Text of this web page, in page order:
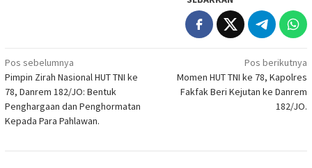
Navigasi
pos
Pos sebelumnya
Pimpin Zirah Nasional HUT TNI ke
78, Danrem 182/JO: Bentuk
Penghargaan dan Penghormatan
Kepada Para Pahlawan.
Pos berikutnya
Momen HUT TNI ke 78, Kapolres
Fakfak Beri Kejutan ke Danrem
182/JO.